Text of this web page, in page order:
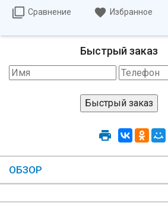
Сравнение Избранное
Быстрый заказ
ОБЗОР